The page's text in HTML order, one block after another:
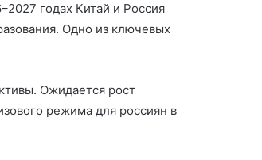
годах Китай и Россия
Одно из ключевых
Ожидается рост
режима для россиян в